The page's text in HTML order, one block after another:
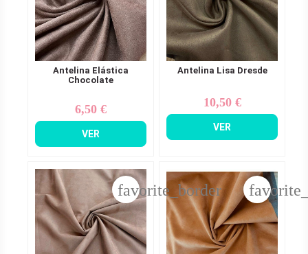
Antelina Elástica
Chocolate
Precio
6,50 €
VER
Antelina Lisa Dresde
Precio
10,50 €
VER
favorite_border